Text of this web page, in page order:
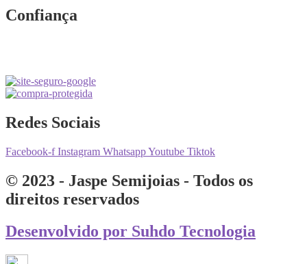
Confiança
Redes Sociais
Facebook-f Instagram WhatsappYoutube Tiktok
© 2023 - Jaspe Semijoias - Todos os
direitos reservados
Desenvolvido por Suhdo Tecnologia